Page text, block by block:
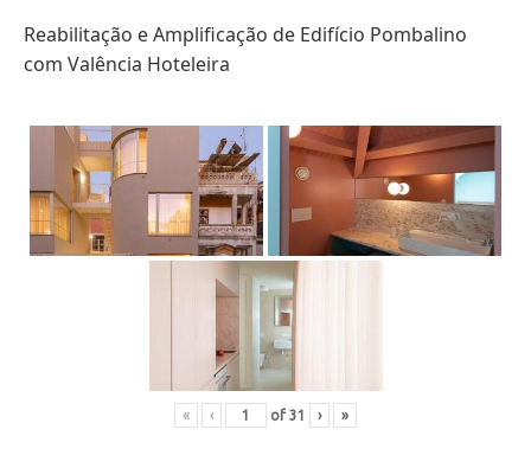
Reabilitação e Amplificação de Edifício Pombalino
com Valência Hoteleira
« ‹ of 31 › »